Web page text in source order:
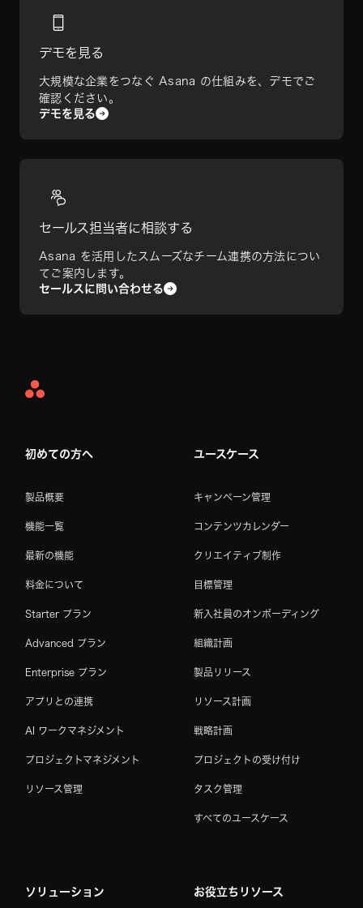
デモを見る
大規模な企業をつなぐ Asana の仕組みを、デモでご
確認ください。
デモを見る
セールス担当者に相談する
Asana を活用したスムーズなチーム連携の方法につい
てご案内します。
セールスに問い合わせる
Asana
初めての方へ
製品概要
機能一覧
最新の機能
料金について
Starter プラン
Advanced プラン
Enterprise プラン
アプリとの連携
AI ワークマネジメント
プロジェクトマネジメント
リソース管理
ユースケース
キャンペーン管理
コンテンツカレンダー
クリエイティブ制作
目標管理
新入社員のオンボーディング
組織計画
製品リリース
リソース計画
戦略計画
プロジェクトの受け付け
タスク管理
すべてのユースケース
ソリューション お役立ちリソース